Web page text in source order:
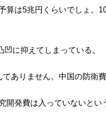
算は5兆円くらいでしょ。
に抑えてしまっている。
ありません。中国の防衛
開発費は入っていないとい